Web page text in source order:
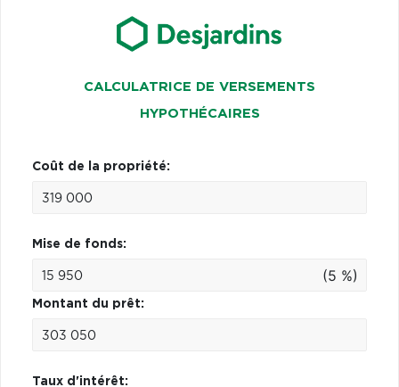
CALCULATRICE DE VERSEMENTS
HYPOTHÉCAIRES
Coût de la propriété:
Mise de fonds:
(5 %)
Montant du prêt:
Taux d'intérêt: